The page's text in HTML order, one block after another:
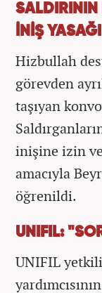
SALDIRININ
İNİŞ YASAĞI
Hizbullah
görevden
taşıyan
inişine izin
amacıyla
öğrenildi.
UNIFIL:
UNIFIL